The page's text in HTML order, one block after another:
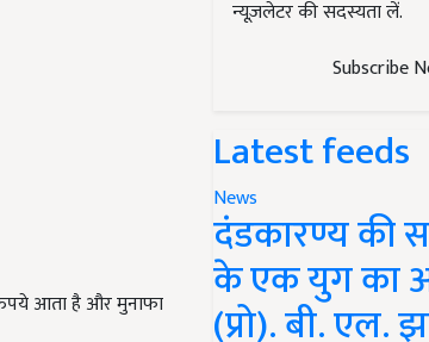
आता है और मुनाफा
न्यूज़लेटर की सदस्यता लें.
Subscribe
Latest feeds
News
दंडकारण्य की
के एक युग का
(प्रो). बी. एल.